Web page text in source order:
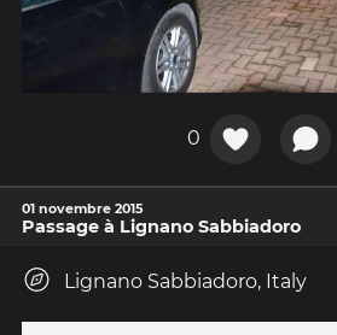
0
01 novembre 2015
Passage à Lignano Sabbiadoro
Lignano Sabbiadoro, Italy